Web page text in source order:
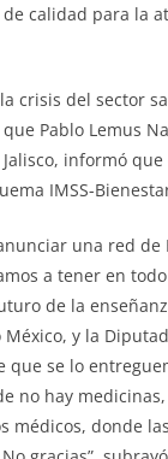
calidad para la
crisis del sector
Pablo Lemus
informó
IMSS-
una red de
a tener en
de la
y la
que se lo
no hay
médicos, donde